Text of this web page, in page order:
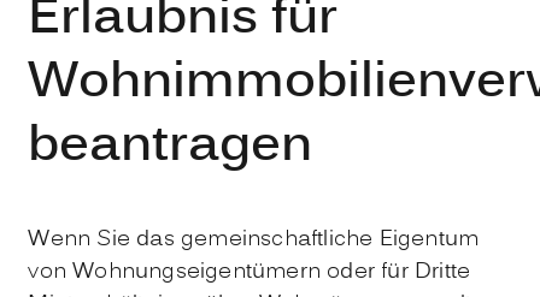
Erlaubnis für
beantragen
Wenn Sie das gemeinschaftliche Eigentum
von Wohnungseigentümern oder für Dritte